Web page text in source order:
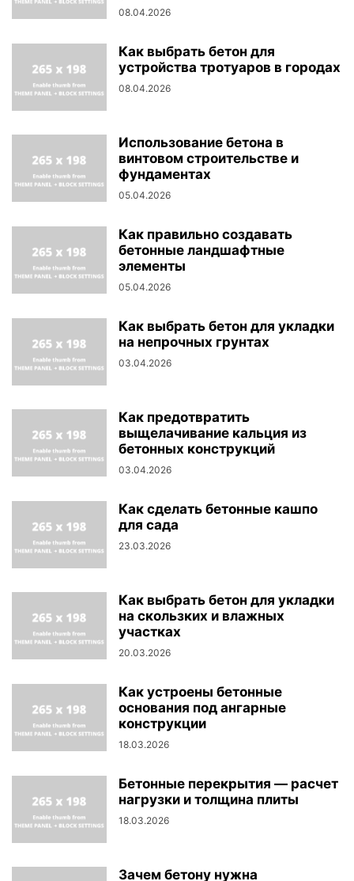
08.04.2026
Как выбрать бетон для
устройства тротуаров в городах
08.04.2026
Использование бетона в
винтовом строительстве и
фундаментах
05.04.2026
Как правильно создавать
бетонные ландшафтные
элементы
05.04.2026
Как выбрать бетон для укладки
на непрочных грунтах
03.04.2026
Как предотвратить
выщелачивание кальция из
бетонных конструкций
03.04.2026
Как сделать бетонные кашпо
для сада
23.03.2026
Как выбрать бетон для укладки
на скользких и влажных
участках
20.03.2026
Как устроены бетонные
основания под ангарные
конструкции
18.03.2026
Бетонные перекрытия — расчет
нагрузки и толщина плиты
18.03.2026
Зачем бетону нужна